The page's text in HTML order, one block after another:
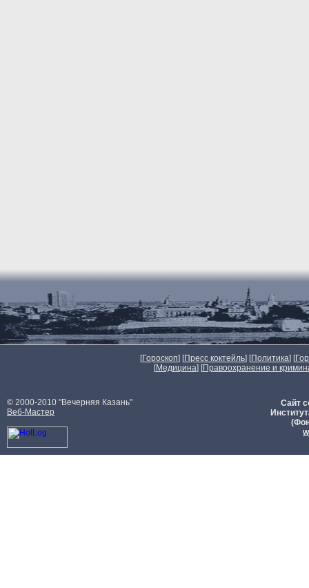
[Гороскоп] [Пресс коктейль] [Политика] [
[Медицина] [Правоохранение и
© 2000-2010 "Вечерняя Казань"
Веб-Мастер
Сайт